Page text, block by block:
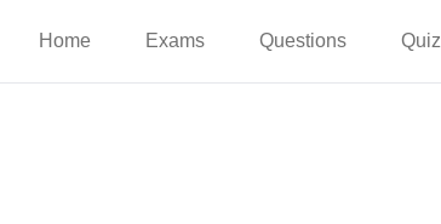
Home Exams Questions Quiz